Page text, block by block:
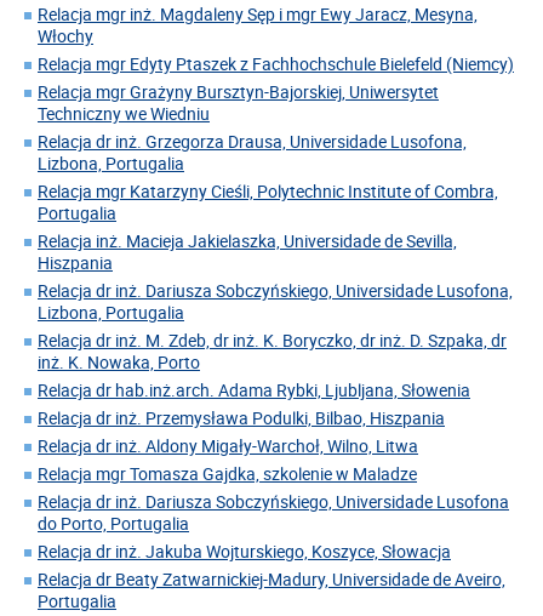
Relacja mgr inż. Magdaleny Sęp i mgr Ewy Jaracz, Mesyna,
Włochy
Relacja mgr Edyty Ptaszek z Fachhochschule Bielefeld (Niemcy)
Relacja mgr Grażyny Bursztyn-Bajorskiej, Uniwersytet
Techniczny we Wiedniu
Relacja dr inż. Grzegorza Drausa, Universidade Lusofona,
Lizbona, Portugalia
Relacja mgr Katarzyny Cieśli, Polytechnic Institute of Combra,
Portugalia
Relacja inż. Macieja Jakielaszka, Universidade de Sevilla,
Hiszpania
Relacja dr inż. Dariusza Sobczyńskiego, Universidade Lusofona,
Lizbona, Portugalia
Relacja dr inż. M. Zdeb, dr inż. K. Boryczko, dr inż. D. Szpaka, dr
inż. K. Nowaka, Porto
Relacja dr hab.inż.arch. Adama Rybki, Ljubljana, Słowenia
Relacja dr inż. Przemysława Podulki, Bilbao, Hiszpania
Relacja dr inż. Aldony Migały-Warchoł, Wilno, Litwa
Relacja mgr Tomasza Gajdka, szkolenie w Maladze
Relacja dr inż. Dariusza Sobczyńskiego, Universidade Lusofona
do Porto, Portugalia
Relacja dr inż. Jakuba Wojturskiego, Koszyce, Słowacja
Relacja dr Beaty Zatwarnickiej-Madury, Universidade de Aveiro,
Portugalia